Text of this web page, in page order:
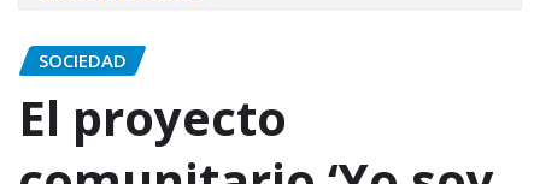
SOCIEDAD
El proyecto